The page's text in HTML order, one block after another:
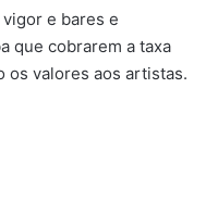
e bares e
que cobrarem a taxa
os valores aos artistas.